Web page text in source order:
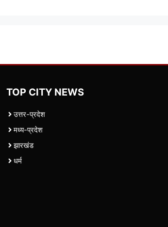
TOP CITY NEWS
उत्तर-प्रदेश
मध्य-प्रदेश
झारखंड
धर्म